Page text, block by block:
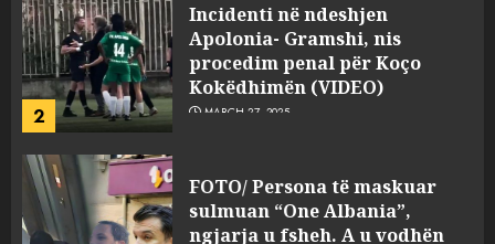
2
Apolonia- Gramshi, nis
procedim penal për Koço
Kokëdhimën (VIDEO)
MARCH 27, 2025
sulmuan “One Albania”,
ngjarja u fsheh. A u vodhën
serverat?